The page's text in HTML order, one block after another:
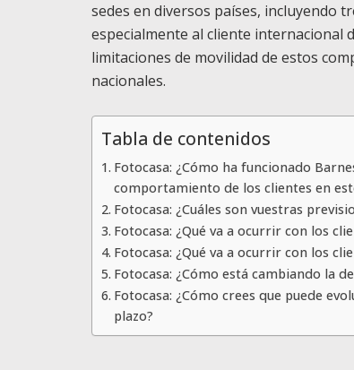
sedes en diversos países, incluyendo
especialmente al cliente internacional
limitaciones de movilidad de estos
nacionales.
Tabla de contenidos
Fotocasa: ¿Cómo ha funcionado
comportamiento de los clientes en
Fotocasa: ¿Cuáles son vuestras
Fotocasa: ¿Qué va a ocurrir con los
Fotocasa: ¿Qué va a ocurrir con los
Fotocasa: ¿Cómo está cambiando la
Fotocasa: ¿Cómo crees que puede
plazo?